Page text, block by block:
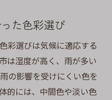
劣化防止効果
ーの耐久性向上の秘
較と利点
タスペーサー活用術
た色彩選び
彩選びは気候に適応する
は湿度が高く、雨が多い
の影響を受けにくい色を
的には、中間色や淡い色